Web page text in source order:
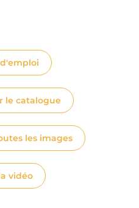
le catalogue
les images
vidéo